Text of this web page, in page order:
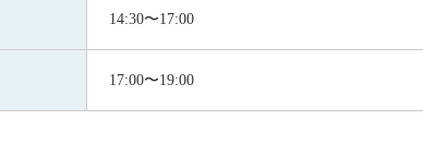
14:30〜17:00
17:00〜19:00